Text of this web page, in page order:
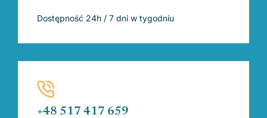
Dostępność 24h / 7 dni w tygodniu
+48 517 417 659